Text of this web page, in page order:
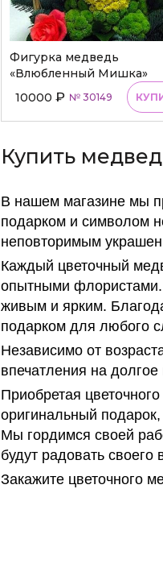
Фигурка медведь
«Влюбленный Мишка»
10000 ₽ № 30149
Купить
В нашем магазине мы
подарком и символом
неповторимым
Каждый цветочный
опытными флористами.
живым и ярким.
подарком для любого
Независимо от
впечатления на
Приобретая
оригинальный
Мы гордимся своей
будут радовать
Закажите цветочного